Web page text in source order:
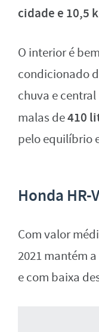
cidade e 10,5
O interior é
condicionado
chuva e
malas de410
pelo equilíbrio
Honda HR-
Com valor
2021 mantém
e com baixa